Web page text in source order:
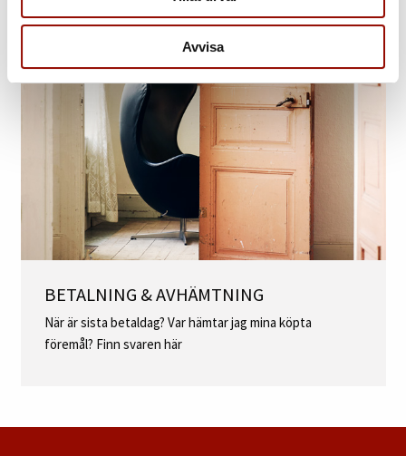
Avvisa
BETALNING & AVHÄMTNING
När är sista betaldag? Var hämtar jag mina köpta
föremål? Finn svaren här